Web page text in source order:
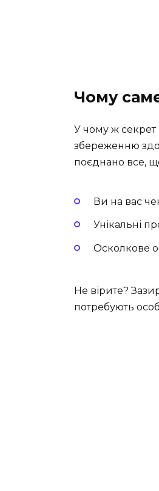
Чому
У чому ж секрет
збереженню
поєднано все,
Ви на вас
Унікальні
Осколкове
Не вірите?
потребують